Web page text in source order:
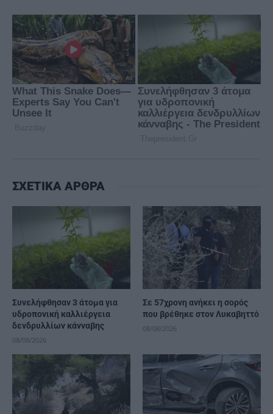
ΣΧΕΤΙΚΑ ΑΡΘΡΑ
Συνελήφθησαν 3 άτομα για
υδροπονική καλλιέργεια
δενδρυλλίων κάνναβης
08/08/2026
Σε 57χρονη ανήκει η σορός
που βρέθηκε στον Λυκαβηττό
08/08/2026